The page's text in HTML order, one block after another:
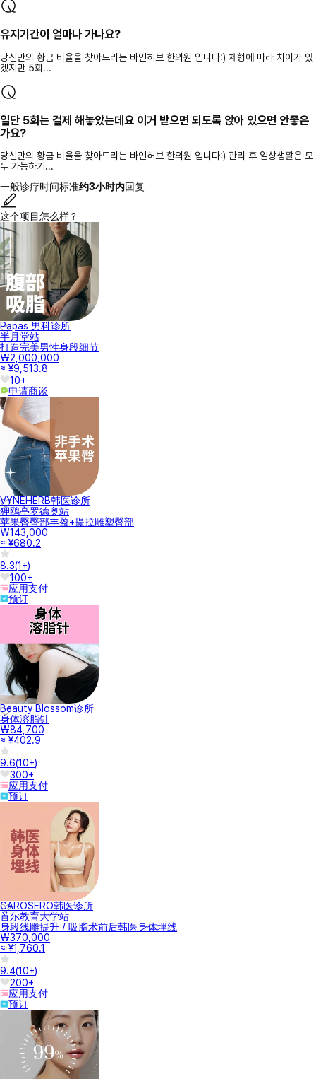
유지기간이 얼마나 가나요?
당신만의 황금 비율을 찾아드리는 바인허브 한의원 입니다:) 체형에 따라 차이가 있
겠지만 5회...
일단 5회는 결제 해놓았는데요 이거 받으면 되도록 앉아 있으면 안좋은
가요?
당신만의 황금 비율을 찾아드리는 바인허브 한의원 입니다:) 관리 후 일상생활은 모
두 가능하기...
一般诊疗时间标准约3小时内回复
这个项目怎么样？
Papas 男科诊所
半月堂站
打造完美男性身段细节
₩2,000,000
≈ ¥9,513.8
10+
申请商谈
VYNEHERB韩医诊所
狎鸥亭罗德奥站
苹果臀臀部丰盈+提拉雕塑臀部
₩143,000
≈ ¥680.2
8.3(1+)
100+
应用支付
预订
Beauty Blossom诊所
身体溶脂针
₩84,700
≈ ¥402.9
9.6(10+)
300+
应用支付
预订
GAROSERO韩医诊所
首尔教育大学站
身段线雕提升 / 吸脂术前后韩医身体埋线
₩370,000
≈ ¥1,760.1
9.4(10+)
200+
应用支付
预订